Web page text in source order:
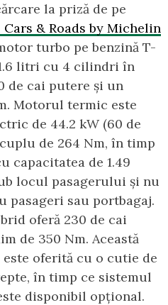
la priză de pe
& Roads by Michelin
turbo pe benzină T-
litri cu 4 cilindri în
de cai putere și un
Motorul termic este
de 44.2 kW (60 de
de 264 Nm, în timp
capacitatea de 1.49
locul pasagerului și nu
pasageri sau portbagaj.
oferă 230 de cai
de 350 Nm. Această
oferită cu o cutie de
în timp ce sistemul
disponibil opțional.